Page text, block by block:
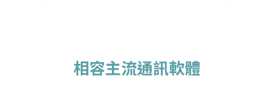
相容主流通訊軟體